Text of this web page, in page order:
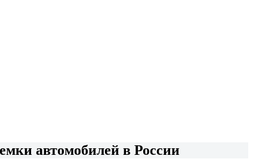
автомобилей в России